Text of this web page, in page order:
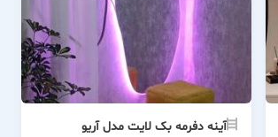
آینه دفرمه بک لایت مدل آریو